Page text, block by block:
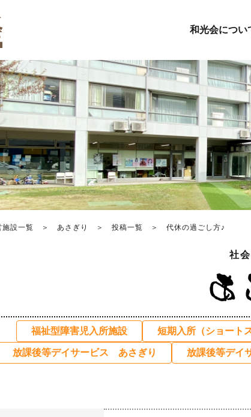
和光会につい
施設一覧 あさぎり 投稿一覧 代休の過ごし方♪
社
福祉型障害児入所施設 短期入所（ショート
放課後等デイサービス あさぎり 放課後等デイ